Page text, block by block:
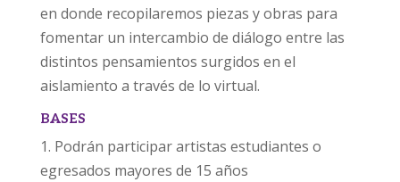
en donde recopilaremos piezas y obras para
fomentar un intercambio de diálogo entre las
distintos pensamientos surgidos en el
aislamiento a través de lo virtual.
BASES
1. Podrán participar artistas estudiantes o
egresados mayores de 15 años